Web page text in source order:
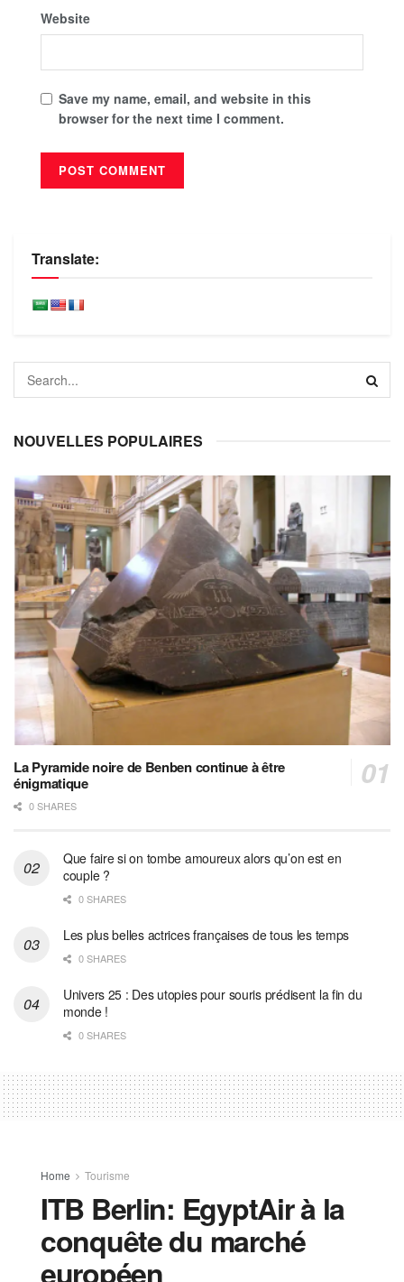
Website
Save my name, email, and website in this
browser for the next time I comment.
Translate:
NOUVELLES POPULAIRES
La Pyramide noire de Benben continue à être
énigmatique
0 SHARES
Que faire si on tombe amoureux alors qu’on est en
couple ?
0 SHARES
Les plus belles actrices françaises de tous les temps
0 SHARES
Univers 25 : Des utopies pour souris prédisent la fin du
monde !
0 SHARES
Home Tourisme
ITB Berlin: EgyptAir à la
conquête du marché
européen